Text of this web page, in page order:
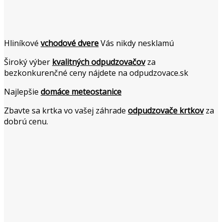
Hliníkové vchodové dvereVás nikdy nesklamú
Široký výber kvalitných odpudzovačovza
bezkonkurenčné ceny nájdete na odpudzovace.sk
Najlepšie domáce meteostanice
Zbavte sa krtka vo vašej záhrade odpudzovače krtkovza
dobrú cenu.